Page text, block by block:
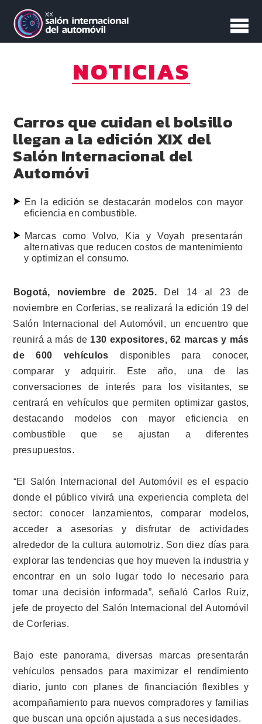
NOTICIAS
Carros que cuidan el bolsillo
llegan a la edición XIX del
Salón Internacional del
Automóvi
En la edición se destacarán modelos con mayor
eficiencia en combustible.
Marcas como Volvo, Kia y Voyah presentarán
alternativas que reducen costos de mantenimiento
y optimizan el consumo.
Bogotá, noviembre de 2025. Del 14 al 23 de
noviembre en Corferias, se realizará la edición 19 del
Salón Internacional del Automóvil, un encuentro que
reunirá a más de 130 expositores, 62 marcas y más
de 600 vehículos disponibles para conocer,
comparar y adquirir. Este año, una de las
conversaciones de interés para los visitantes, se
centrará en vehículos que permiten optimizar gastos,
destacando modelos con mayor eficiencia en
combustible que se ajustan a diferentes
presupuestos.
“El Salón Internacional del Automóvil es el espacio
donde el público vivirá una experiencia completa del
sector: conocer lanzamientos, comparar modelos,
acceder a asesorías y disfrutar de actividades
alrededor de la cultura automotriz. Son diez días para
explorar las tendencias que hoy mueven la industria y
encontrar en un solo lugar todo lo necesario para
tomar una decisión informada”, señaló Carlos Ruiz,
jefe de proyecto del Salón Internacional del Automóvil
de Corferias.
Bajo este panorama, diversas marcas presentarán
vehículos pensados para maximizar el rendimiento
diario, junto con planes de financiación flexibles y
acompañamiento para nuevos compradores y familias
que buscan una opción ajustada a sus necesidades.